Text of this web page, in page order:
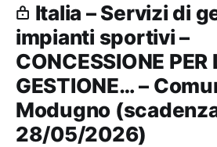
Italia – Servizi di
impianti sportivi –
CONCESSIONE PER
GESTIONE… –
Modugno
28/05/2026)